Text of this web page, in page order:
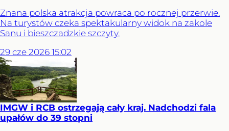
Znana polska atrakcja powraca po rocznej przerwie.
Na turystów czeka spektakularny widok na zakole
Sanu i bieszczadzkie szczyty.
29 cze 2026 15:02
IMGW i RCB ostrzegają cały kraj. Nadchodzi fala
upałów do 39 stopni